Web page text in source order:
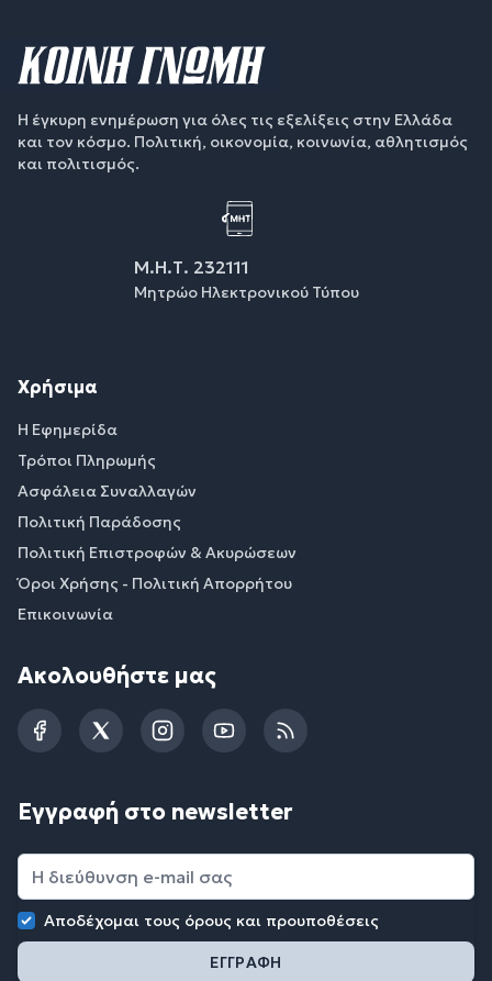
Η έγκυρη ενημέρωση για όλες τις εξελίξεις στην Ελλάδα
και τον κόσμο. Πολιτική, οικονομία, κοινωνία, αθλητισμός
και πολιτισμός.
Μ.Η.Τ. 232111
Μητρώο Ηλεκτρονικού Τύπου
Χρήσιμα
Η Εφημερίδα
Τρόποι Πληρωμής
Ασφάλεια Συναλλαγών
Πολιτική Παράδοσης
Πολιτική Επιστροφών & Ακυρώσεων
Όροι Χρήσης - Πολιτική Απορρήτου
Επικοινωνία
Ακολουθήστε μας
FacebookTwitterInstagramYouTubeRSS
Εγγραφή στο newsletter
Αποδέχομαι τους όρους και προυποθέσεις